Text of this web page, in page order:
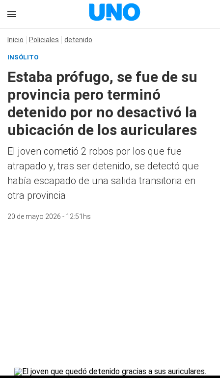
Inicio Policiales detenido
INSÓLITO
Estaba prófugo, se fue de su
provincia pero terminó
detenido por no desactivó la
ubicación de los auriculares
El joven cometió 2 robos por los que fue
atrapado y, tras ser detenido, se detectó que
había escapado de una salida transitoria en
otra provincia
20 de mayo 2026 - 12:51hs